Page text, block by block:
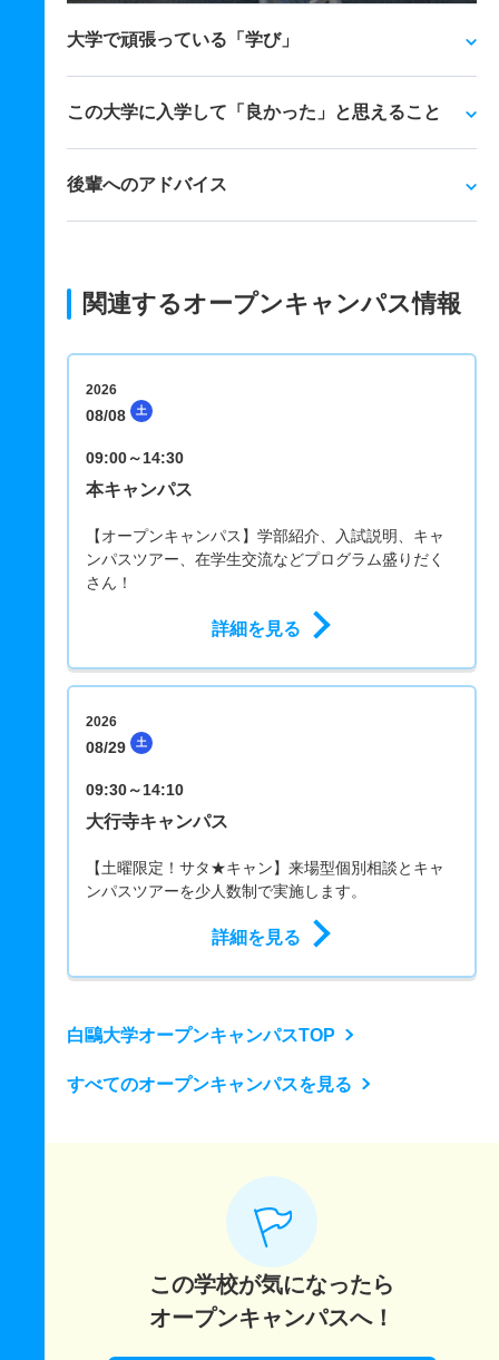
大学で頑張っている「学び」
この大学に入学して「良かった」と思えること
後輩へのアドバイス
関連するオープンキャンパス情報
2026
08/08 土
09:00～14:30
本キャンパス
【オープンキャンパス】学部紹介、入試説明、キャ
ンパスツアー、在学生交流などプログラム盛りだく
さん！
詳細を見る
2026
08/29 土
09:30～14:10
大行寺キャンパス
【土曜限定！サタ★キャン】来場型個別相談とキャ
ンパスツアーを少人数制で実施します。
詳細を見る
白鷗大学オープンキャンパスTOP
すべてのオープンキャンパスを見る
この学校が気になったら
オープンキャンパスへ！